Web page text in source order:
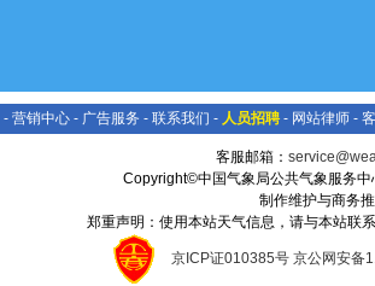
- 营销中心 - 广告服务 - 联系我们 - 人员招聘 - 网站律师 -
客服邮箱：
Copyright©中国气象局公共气象服务
制作维护与商务
郑重声明：使用本站天气信息，请与本站联
京ICP证010385号 京公网安备